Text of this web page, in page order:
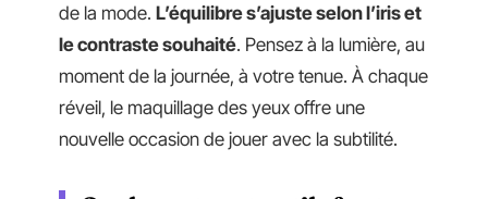
de la mode. L’équilibre s’ajuste selon l’iris et
le contraste souhaité. Pensez à la lumière, au
moment de la journée, à votre tenue. À chaque
réveil, le maquillage des yeux offre une
nouvelle occasion de jouer avec la subtilité.